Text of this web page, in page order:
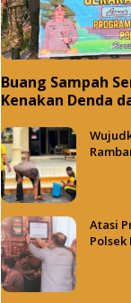
Buang Sampah
Kenakan Denda
Atasi
Polsek